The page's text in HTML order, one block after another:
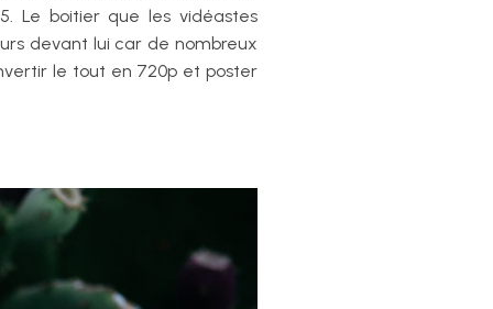
Le boitier que les vidéastes
devant lui car de nombreux
le tout en 720p et poster